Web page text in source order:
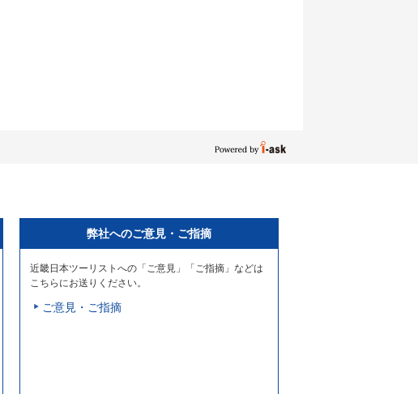
弊社へのご意見・ご指摘
近畿日本ツーリストへの「ご意見」「ご指摘」などは
こちらにお送りください。
ご意見・ご指摘